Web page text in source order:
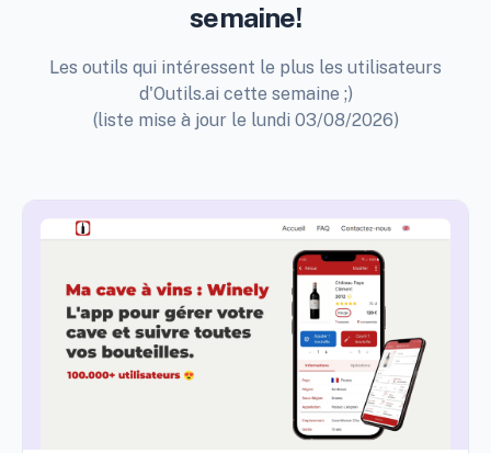
semaine!
Les outils qui intéressent le plus les utilisateurs
d'Outils.ai cette semaine ;)
(liste mise à jour le lundi 03/08/2026)